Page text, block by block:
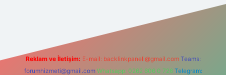
Reklam ve İletişim: E-mail: backlinkpaneli@gmail.com Teams:
forumhizmeti@gmail.com Whatsapp: 0262 606 0 726 Telegram: